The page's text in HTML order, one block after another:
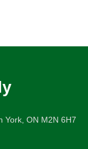
York, ON M2N 6H7